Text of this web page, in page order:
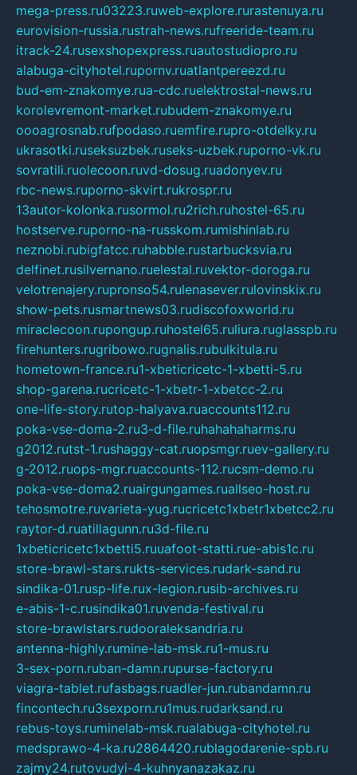
mega-press.ru03223.ruweb-explore.rurastenuya.ru
eurovision-russia.rustrah-news.rufreeride-team.ru
itrack-24.rusexshopexpress.ruautostudiopro.ru
alabuga-cityhotel.rupornv.ruatlantpereezd.ru
bud-em-znakomye.rua-cdc.ruelektrostal-news.ru
korolevremont-market.rubudem-znakomye.ru
oooagrosnab.rufpodaso.ruemfire.rupro-otdelky.ru
ukrasotki.ruseksuzbek.ruseks-uzbek.ruporno-vk.ru
sovratili.ruolecoon.ruvd-dosug.ruadonyev.ru
rbc-news.ruporno-skvirt.rukrospr.ru
13autor-kolonka.rusormol.ru2rich.ruhostel-65.ru
hostserve.ruporno-na-russkom.rumishinlab.ru
neznobi.rubigfatcc.ruhabble.rustarbucksvia.ru
delfinet.rusilvernano.ruelestal.ruvektor-doroga.ru
velotrenajery.rupronso54.rulenasever.rulovinskix.ru
show-pets.rusmartnews03.rudiscofoxworld.ru
miraclecoon.rupongup.ruhostel65.ruliura.ruglasspb.ru
firehunters.rugribowo.rugnalis.rubulkitula.ru
hometown-france.ru1-xbeticricetc-1-xbetti-5.ru
shop-garena.rucricetc-1-xbetr-1-xbetcc-2.ru
one-life-story.rutop-halyava.ruaccounts112.ru
poka-vse-doma-2.ru3-d-file.ruhahahaharms.ru
g2012.rutst-1.rushaggy-cat.ruopsmgr.ruev-gallery.ru
g-2012.ruops-mgr.ruaccounts-112.rucsm-demo.ru
poka-vse-doma2.ruairgungames.ruallseo-host.ru
tehosmotre.ruvarieta-yug.rucricetc1xbetr1xbetcc2.ru
raytor-d.ruatillagunn.ru3d-file.ru
1xbeticricetc1xbetti5.ruuafoot-statti.rue-abis1c.ru
store-brawl-stars.rukts-services.rudark-sand.ru
sindika-01.rusp-life.rux-legion.rusib-archives.ru
e-abis-1-c.rusindika01.ruvenda-festival.ru
store-brawlstars.rudooraleksandria.ru
antenna-highly.rumine-lab-msk.ru1-mus.ru
3-sex-porn.ruban-damn.rupurse-factory.ru
viagra-tablet.rufasbags.ruadler-jun.rubandamn.ru
fincontech.ru3sexporn.ru1mus.rudarksand.ru
rebus-toys.ruminelab-msk.rualabuga-cityhotel.ru
medsprawo-4-ka.ru2864420.rublagodarenie-spb.ru
zajmy24.rutovudyi-4-kuhnyanazakaz.ru